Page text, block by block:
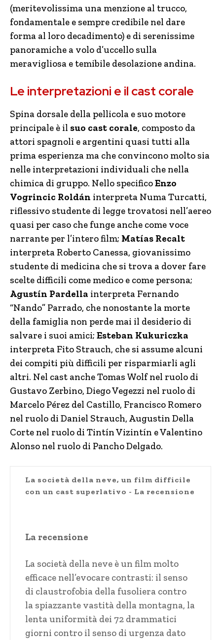
(meritevolissima una menzione al trucco,
fondamentale e sempre credibile nel dare
forma al loro decadimento) e di serenissime
panoramiche a volo d’uccello sulla
meravigliosa e temibile desolazione andina.
Le interpretazioni e il cast corale
Spina dorsale della pellicola e suo motore
principale è il suo cast corale, composto da
attori spagnoli e argentini quasi tutti alla
prima esperienza ma che convincono molto sia
nelle interpretazioni individuali che nella
chimica di gruppo. Nello specificoEnzo
Vogrincic Roldán interpreta Numa Turcatti,
riflessivo studente di legge trovatosi nell’aereo
quasi per caso che funge anche come voce
narrante per l’intero film; Matías Recalt
interpreta Roberto Canessa, giovanissimo
studente di medicina che si trova a dover fare
scelte difficili come medico e come persona;
Agustín Pardella interpreta Fernando
“Nando” Parrado, che nonostante la morte
della famiglia non perde mai il desiderio di
salvare i suoi amici; Esteban Kukuriczka
interpreta Fito Strauch, che si assume alcuni
dei compiti più difficili per risparmiarli agli
altri. Nel cast anche Tomas Wolf nel ruolo di
Gustavo Zerbino, Diego Vegezzi nel ruolo di
Marcelo Pérez del Castillo, Francisco Romero
nel ruolo di Daniel Strauch, Augustin Della
Corte nel ruolo di Tintín Vizintín e Valentino
Alonso nel ruolo di Pancho Delgado.
La società della neve, un film difficile
con un cast superlativo - La recensione
La recensione
La società della neve è un film molto
efficace nell’evocare contrasti: il senso
di claustrofobia della fusoliera contro
la spiazzante vastità della montagna, la
lenta uniformità dei 72 drammatici
giorni contro il senso di urgenza dato